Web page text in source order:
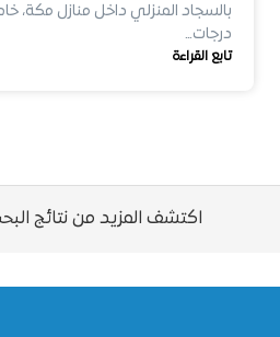
بالسجاد المنزلي داخل منازل مكة،
درجات…
تابع القراءة
اكتشف المزيد من نتائج